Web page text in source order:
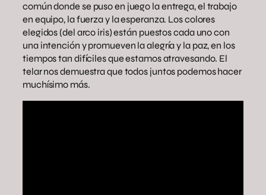
común donde se puso en juego la entrega, el trabajo
en equipo, la fuerza y la esperanza. Los colores
elegidos (del arco iris) están puestos cada uno con
una intención y promueven la alegría y la paz, en los
tiempos tan difíciles que estamos atravesando. El
telar nos demuestra que todos juntos podemos hacer
muchísimo más.